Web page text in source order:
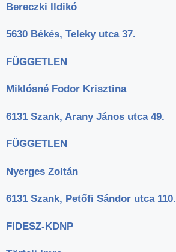
Bereczki Ildikó
5630 Békés, Teleky utca 37.
FÜGGETLEN
Miklósné Fodor Krisztina
6131 Szank, Arany János utca 49.
FÜGGETLEN
Nyerges Zoltán
6131 Szank, Petőfi Sándor utca 110.
FIDESZ-KDNP